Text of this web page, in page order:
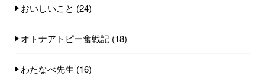
おいしいこと (24)
オトナアトピー奮戦記 (18)
わたなべ先生 (16)